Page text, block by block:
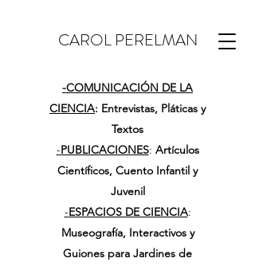
CAROL PERELMAN
-COMUNICACIÓN DE LA
CIENCIA: Entrevistas, Pláticas y
Textos
-PUBLICACIONES: Artículos
Científicos, Cuento Infantil y
Juvenil
-ESPACIOS DE CIENCIA:
Museografía, Interactivos y
Guiones para Jardines de